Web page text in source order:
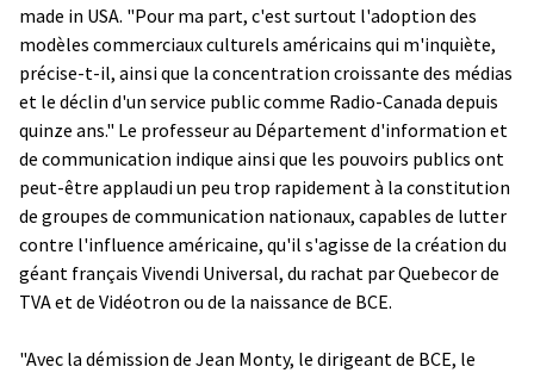
made in USA. "Pour ma part, c'est surtout l'adoption des
modèles commerciaux culturels américains qui m'inquiète,
précise-t-il, ainsi que la concentration croissante des médias
et le déclin d'un service public comme Radio-Canada depuis
quinze ans." Le professeur au Département d'information et
de communication indique ainsi que les pouvoirs publics ont
peut-être applaudi un peu trop rapidement à la constitution
de groupes de communication nationaux, capables de lutter
contre l'influence américaine, qu'il s'agisse de la création du
géant français Vivendi Universal, du rachat par Quebecor de
TVA et de Vidéotron ou de la naissance de BCE.
"Avec la démission de Jean Monty, le dirigeant de BCE, le